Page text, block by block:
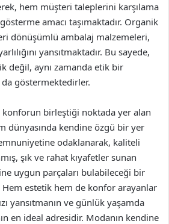
hem müşteri taleplerini karşılama
amacı taşımaktadır. Organik
dönüşümlü ambalaj malzemeleri,
yansıtmaktadır. Bu sayede,
değil, aynı zamanda etik bir
göstermektedirler.
konforun birleştiği noktada yer alan
dünyasında kendine özgü bir yer
odaklanarak, kaliteli
şık ve rahat kıyafetler sunan
uygun parçaları bulabileceği bir
estetik hem de konfor arayanlar
yansıtmanın ve günlük yaşamda
en ideal adresidir. Modanın kendine